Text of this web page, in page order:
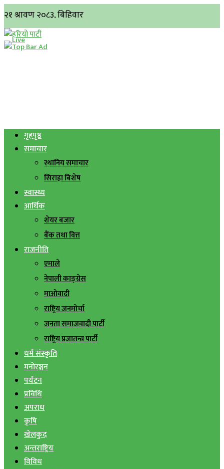
गृहपृष्ठ
समाचार
स्थानिय समाचार
सिराहा बिशेष
स्वास्थ्य
आर्थिक
शेयर बजार
बैंक तथा वित्त
राजनीति
एमाले
नेपाली काङ्ग्रेस
माओवादी
राष्ट्रिय जनमोर्चा
जनता समाजवादी पार्टी
राष्ट्रिय प्रजातन्त्र पार्टी
धर्म संस्कृति
मनोरञ्जन
पर्यटन
प्रविधि
अपराध
कृषि
खेलकुद
अन्तराष्ट्रिय
विविध